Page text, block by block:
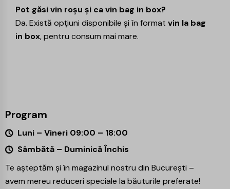
Pot găsi vin roșu și ca vin bag in box?
Da. Există opțiuni disponibile și în format vin la bag
in box, pentru consum mai mare.
Program
Luni – Vineri 09:00 – 18:00
Sâmbătă – Duminică Închis
Te așteptăm și în magazinul nostru din București –
avem mereu reduceri speciale la băuturile preferate!